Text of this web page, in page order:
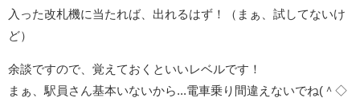
入った改札機に当たれば、出れるはず！（まぁ、試してないけ
ど）
余談ですので、覚えておくといいレベルです！
まぁ、駅員さん基本いないから...電車乗り間違えないでね(＾◇